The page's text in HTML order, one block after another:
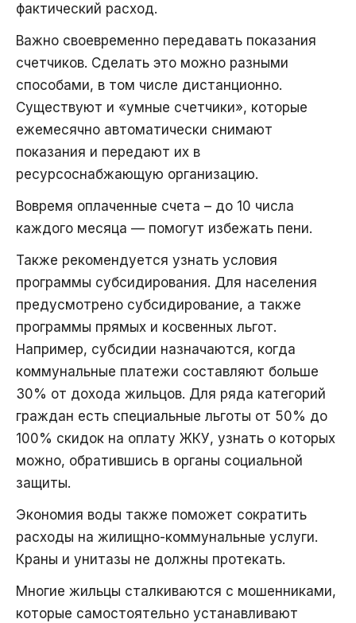
фактический расход.
Важно своевременно передавать показания
счетчиков. Сделать это можно разными
способами, в том числе дистанционно.
Существуют и «умные счетчики», которые
ежемесячно автоматически снимают
показания и передают их в
ресурсоснабжающую организацию.
Вовремя оплаченные счета – до 10 числа
каждого месяца — помогут избежать пени.
Также рекомендуется узнать условия
программы субсидирования. Для населения
предусмотрено субсидирование, а также
программы прямых и косвенных льгот.
Например, субсидии назначаются, когда
коммунальные платежи составляют больше
30% от дохода жильцов. Для ряда категорий
граждан есть специальные льготы от 50% до
100% скидок на оплату ЖКУ, узнать о которых
можно, обратившись в органы социальной
защиты.
Экономия воды также поможет сократить
расходы на жилищно-коммунальные услуги.
Краны и унитазы не должны протекать.
Многие жильцы сталкиваются с мошенниками,
которые самостоятельно устанавливают